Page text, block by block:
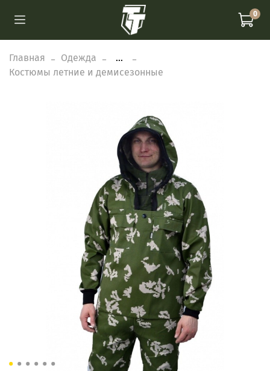
0
Главная Одежда
...
Костюмы летние и демисезонные